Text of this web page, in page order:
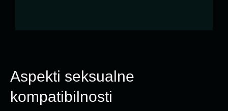
Aspekti seksualne
kompatibilnosti